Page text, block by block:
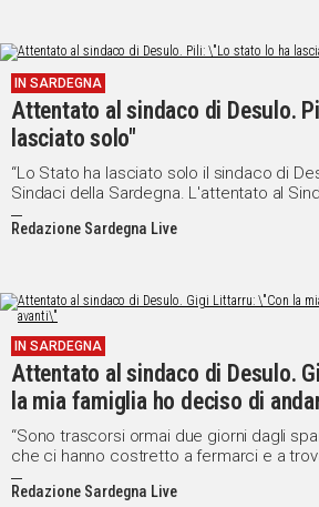
IN SARDEGNA
Attentato al sindaco di Desulo.
lasciato solo"
“Lo Stato ha lasciato solo il sindaco di
Sindaci della Sardegna. L'attentato al
avrebbe potuto avere conseguenze
caso fortuito non si è trasformato in
Nonostante questo nessun
concreta ed efficace è stata adottata”.
Redazione Sardegna Live
IN SARDEGNA
Attentato al sindaco di Desulo.
la mia famiglia ho deciso di
“Sono trascorsi ormai due giorni dagli
che ci hanno costretto a fermarci e a
per andare avanti. Due giorni per riflettere
cosa pubblica valga lo spavento, valga la
Redazione Sardegna Live